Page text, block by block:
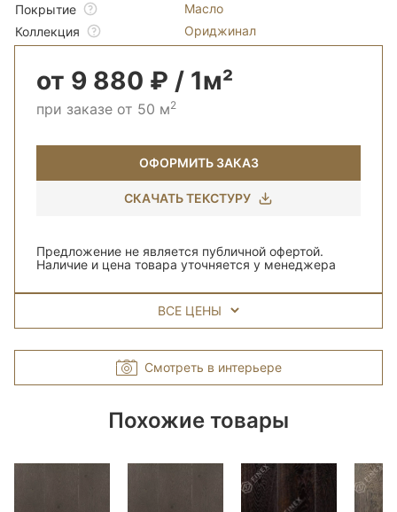
Покрытие
Масло
Коллекция
Ориджинал
от 9 880 ₽ / 1м²
при заказе от 50 м2
ОФОРМИТЬ ЗАКАЗ
СКАЧАТЬ ТЕКСТУРУ
Предложение не является публичной офертой.
Наличие и цена товара уточняется у менеджера
ВСЕ ЦЕНЫ
Смотреть в интерьере
Похожие товары